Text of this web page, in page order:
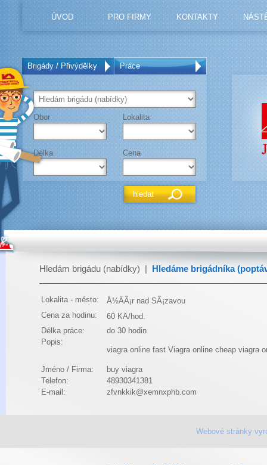
ÚVOD PRO FIRMY KONTAKTY
Brigády / Přivýdělky Práce
Obor Lokalita
Délka Cena
Hledám brigádu (nabídky) Hledáme brigádníka
Lokalita - město:
Å½ÄÃ¡r nad SÃ¡zavou
Cena za hodinu:
60 KÄ/hod.
Délka práce:
do 30 hodin
Popis:
viagra online fast Viagra online cheap viagra
Jméno / Firma:
buy viagra
Telefon:
48930341381
E-mail:
zfvnkkik@xemnxphb.com
Webové stránky